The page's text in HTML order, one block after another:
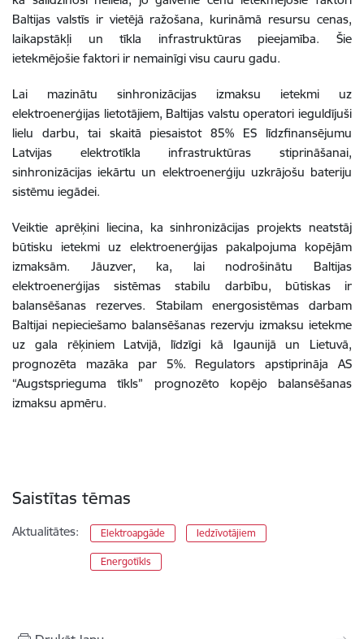
Baltijas valstīs ir vietējā ražošana, kurināmā resursu cenas,
laikapstākļi un tīkla infrastruktūras pieejamība. Šie
ietekmējošie faktori ir nemainīgi visu cauru gadu.
Lai mazinātu sinhronizācijas izmaksu ietekmi uz
elektroenerģijas lietotājiem, Baltijas valstu operatori ieguldījuši
lielu darbu, tai skaitā piesaistot 85% ES līdzfinansējumu
Latvijas elektrotīkla infrastruktūras stiprināšanai,
sinhronizācijas iekārtu un elektroenerģiju uzkrājošu bateriju
sistēmu iegādei.
Veiktie aprēķini liecina, ka sinhronizācijas projekts neatstāj
būtisku ietekmi uz elektroenerģijas pakalpojuma kopējām
izmaksām. Jāuzver, ka, lai nodrošinātu Baltijas
elektroenerģijas sistēmas stabilu darbību, būtiskas ir
balansēšanas rezerves. Stabilam energosistēmas darbam
Baltijai nepieciešamo balansēšanas rezervju izmaksu ietekme
uz gala rēķiniem Latvijā, līdzīgi kā Igaunijā un Lietuvā,
prognozēta mazāka par 5%. Regulators apstiprināja AS
“Augstsprieguma tīkls” prognozēto kopējo balansēšanas
izmaksu apmēru.
Saistītas tēmas
Aktualitātes: Elektroapgāde Iedzīvotājiem
Energotīkls